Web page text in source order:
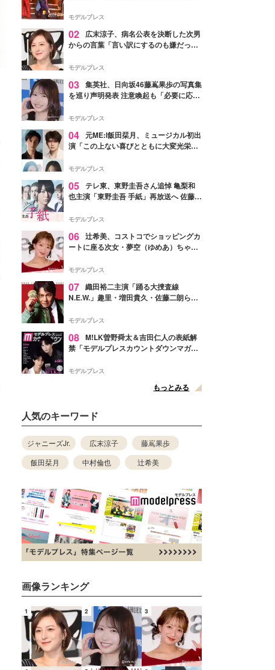
進んで夢を掴みたい」【ゲネプロレポ】
モデルプレス
02
広末涼子、病名公表を決断した次男
からの言葉「言い訳にするのも嫌だっ
モデルプレス
03 集英社、日向坂46藤嶌果歩の写真集
を巡り声明発表 注意喚起も「必要に応じ
モデルプレス
04 元ME:I飯田栞月、ミュージカル初出
演「この上ない喜びとともに大変光栄」
ャスト発表
モデルプレス
05 テレ東、東野圭吾さん追悼 亀梨和
也主演「東野圭吾 手紙」再放送へ 佐藤隆
モデルプレス
06 辻希美、コストコでショッピングカ
ートに座る次女・夢空（ゆめあ）ちゃん
ぎ」「成長を感じる」の声
モデルプレス
07 織田裕二主演「踊る大捜査線
N.E.W.」趣里・増田貴久・佐藤二朗ら新
徴する“謎のキーワード”も
モデルプレス
08 M!LK曽野舜太＆吉田仁人の表紙解
禁「モデルプレスカウントダウンマガジ
モデルプレス
もっとみる
人気のキーワード
ジャニーズJr. 広末涼子
藤嶌果歩
飯田栞月
中村倫也 辻希美
画像ランキング
1 2 3